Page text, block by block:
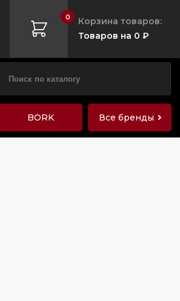
0
Корзина товаров:
Товаров на 0 ₽
BORK Все бренды